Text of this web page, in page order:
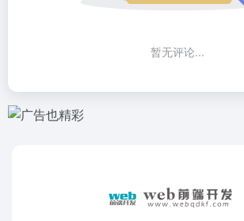
暂无评论...